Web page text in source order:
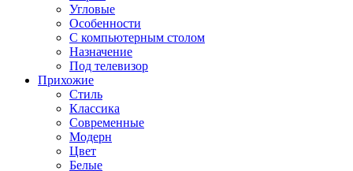
Угловые
Особенности
С компьютерным столом
Назначение
Под телевизор
Прихожие
Стиль
Классика
Современные
Модерн
Цвет
Белые